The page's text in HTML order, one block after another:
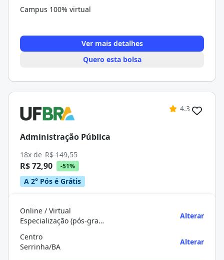
Campus 100% virtual
Ver mais detalhes
Quero esta bolsa
4.3
Administração Pública
18x de R$ 149,55
R$ 72,90 -51%
A 2° Pós é Grátis
Online / Virtual
Especialização (pós-graduação)
Alterar
Centro
Serrinha/BA
Alterar